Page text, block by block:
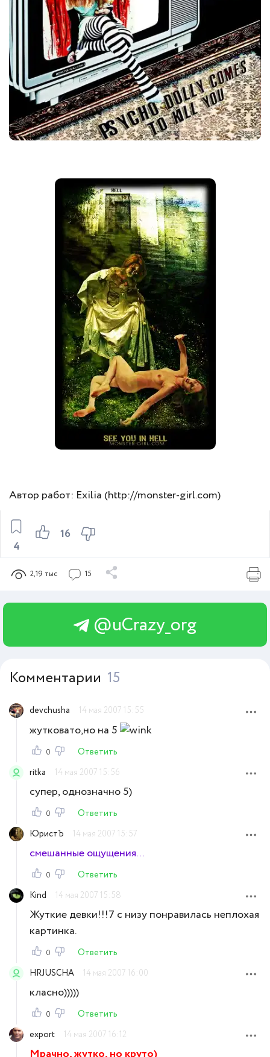
16
4
Автор работ: Exilia (http://monster-girl.com)
2,19 тыс 15
@uCrazy_org
Комментарии 15
devchusha 14 мая 2007 15:55
жутковато,но на 5
0
Ответить
ritka
14 мая 2007 15:56
супер, однозначно 5)
0
Ответить
ЮристЪ
14 мая 2007 15:57
смешанные ощущения...
0
Ответить
Kind
14 мая 2007 15:58
Жуткие девки!!!7 с низу понравилась неплохая
картинка.
0
Ответить
HRJUSCHA
14 мая 2007 16:00
класно)))))
0
Ответить
export
14 мая 2007 16:12